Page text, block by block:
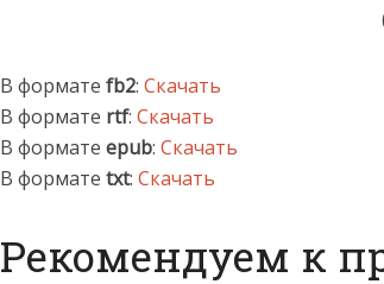
В формате fb2: Скачать
В формате rtf: Скачать
В формате epub: Скачать
В формате txt: Скачать
Рекомендуем к